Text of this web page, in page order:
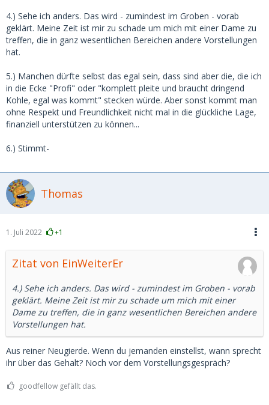
4.) Sehe ich anders. Das wird - zumindest im Groben - vorab
geklärt. Meine Zeit ist mir zu schade um mich mit einer Dame zu
treffen, die in ganz wesentlichen Bereichen andere Vorstellungen
hat.
5.) Manchen dürfte selbst das egal sein, dass sind aber die, die ich
in die Ecke "Profi" oder "komplett pleite und braucht dringend
Kohle, egal was kommt" stecken würde. Aber sonst kommt man
ohne Respekt und Freundlichkeit nicht mal in die glückliche Lage,
finanziell unterstützen zu können...
6.) Stimmt-
Thomas
1. Juli 2022 +1
Zitat von EinWeiterEr
4.) Sehe ich anders. Das wird - zumindest im Groben - vorab
geklärt. Meine Zeit ist mir zu schade um mich mit einer
Dame zu treffen, die in ganz wesentlichen Bereichen andere
Vorstellungen hat.
Aus reiner Neugierde. Wenn du jemanden einstellst, wann sprecht
ihr über das Gehalt? Noch vor dem Vorstellungsgespräch?
goodfellow gefällt das.